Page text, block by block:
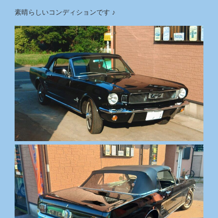
素晴らしいコンディションです ♪